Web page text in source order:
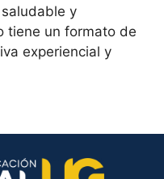
y
tiene un formato de
experiencial y